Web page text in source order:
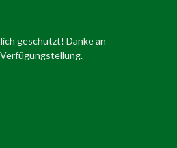
geschützt! Danke an
Verfügungstellung.